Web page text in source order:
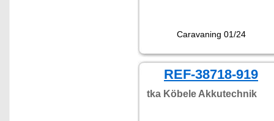
Caravaning 01/24
REF-38718-919
tka Köbele Akkutechnik